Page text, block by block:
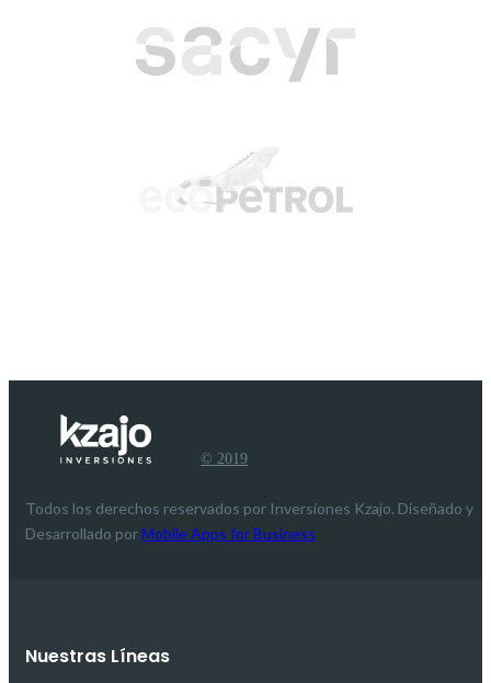
© 2019
Todos los derechos reservados por Inversiones Kzajo. Diseñado y
Desarrollado porMobile Apps for Business
Nuestras Líneas